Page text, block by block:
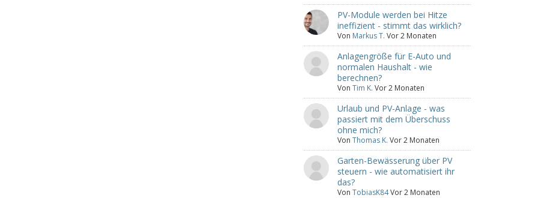
PV-Module werden bei Hitze
ineffizient - stimmt das wirklich?
Von Markus T. Vor 2 Monaten
Anlagengröße für E-Auto und
normalen Haushalt - wie
berechnen?
Von Tim K. Vor 2 Monaten
Urlaub und PV-Anlage - was
passiert mit dem Überschuss
ohne mich?
Von Thomas K. Vor 2 Monaten
Garten-Bewässerung über PV
steuern - wie automatisiert ihr
das?
Von TobiasK84 Vor 2 Monaten